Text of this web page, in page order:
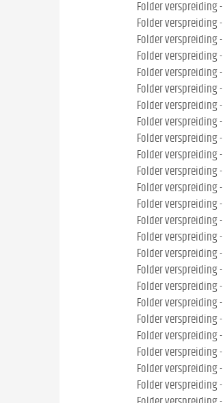
Folder verspreiding
Folder verspreiding
Folder verspreiding
Folder verspreiding
Folder verspreiding
Folder verspreiding
Folder verspreiding
Folder verspreiding
Folder verspreiding
Folder verspreiding
Folder verspreiding
Folder verspreiding
Folder verspreiding
Folder verspreiding
Folder verspreiding
Folder verspreiding
Folder verspreiding
Folder verspreiding
Folder verspreiding
Folder verspreiding
Folder verspreiding
Folder verspreiding
Folder verspreiding
Folder verspreiding